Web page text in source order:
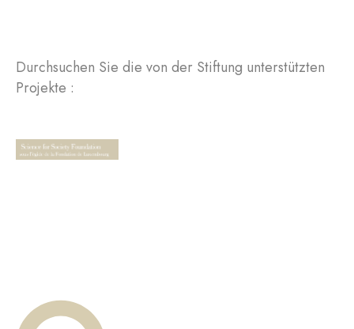
Durchsuchen Sie die von der Stiftung unterstützten
Projekte :